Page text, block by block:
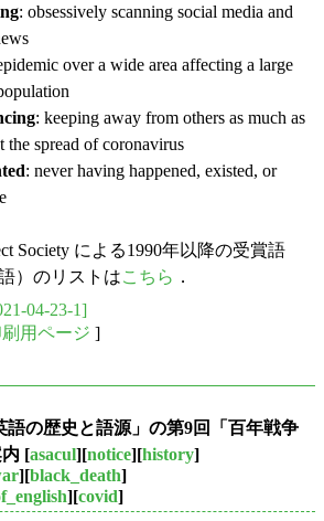
: obsessively scanning social media and
over a wide area affecting a large
: keeping away from others as much as
the spread of coronavirus
: never having happened, existed, or
Society による1990年以降の受賞語
）のリストはこちら ．
04-23-1]
用ページ ]
語の歴史と語源」の第9回「百年戦争
[asacul][notice][history]
][black_death]
][covid]